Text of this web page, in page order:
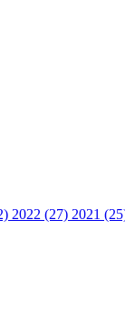
2022 (27) 2021